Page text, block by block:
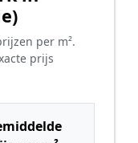
per m².
prijs